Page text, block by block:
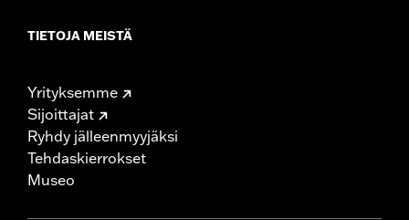
TIETOJA MEISTÄ
Yrityksemme
Sijoittajat
Ryhdy jälleenmyyjäksi
Tehdaskierrokset
Museo